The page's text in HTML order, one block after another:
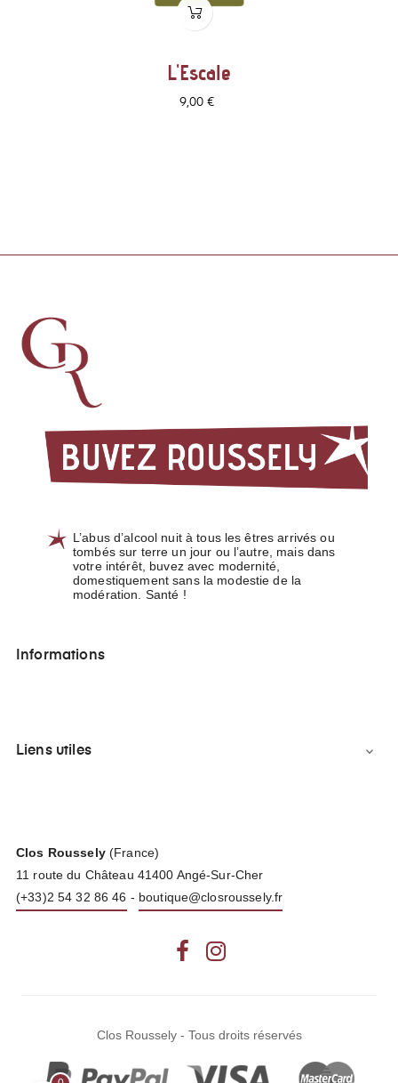
L'Escale
Prix
9,00 €
L’abus d’alcool nuit à tous les êtres arrivés ou
tombés sur terre un jour ou l’autre, mais dans
votre intérêt, buvez avec modernité,
domestiquement sans la modestie de la
modération. Santé !
Informations
Liens utiles 
Clos Roussely(France)
11 route du Château 41400 Angé-Sur-Cher
(+33)2 54 32 86 46 - boutique@closroussely.fr
Facebook
Clos Roussely - Tous droits réservés